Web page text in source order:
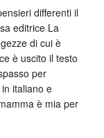
differenti il
editrice La
di cui è
è uscito il testo
per
italiano e
è mia per